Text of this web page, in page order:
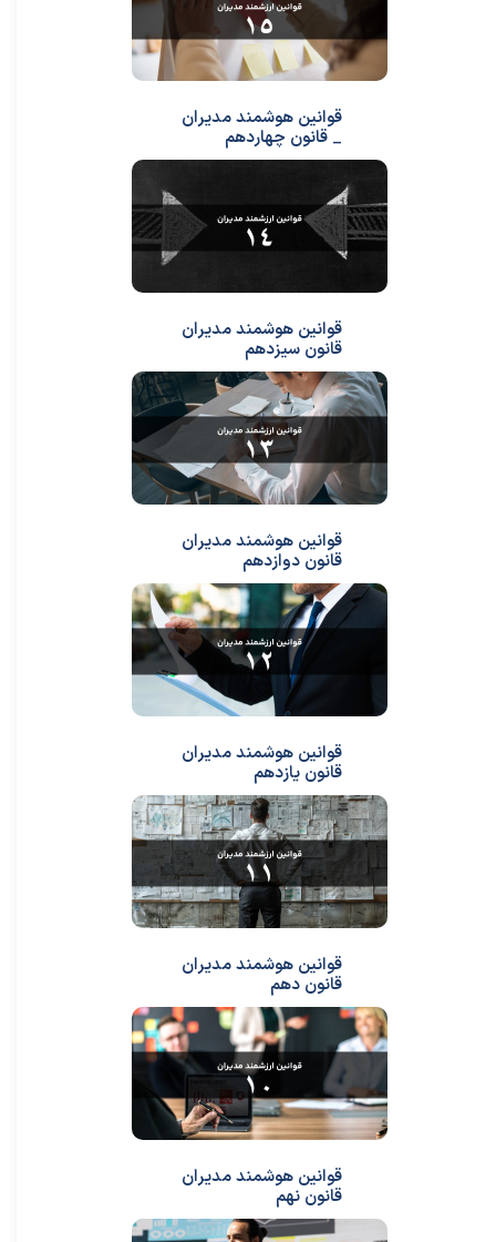
قوانین هوشمند مدیران
_ قانون چهاردهم
قوانین هوشمند مدیران
قانون سیزدهم
قوانین هوشمند مدیران
قانون دوازدهم
قوانین هوشمند مدیران
قانون یازدهم
قوانین هوشمند مدیران
قانون دهم
قوانین هوشمند مدیران
قانون نهم